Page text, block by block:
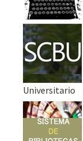
Universitario